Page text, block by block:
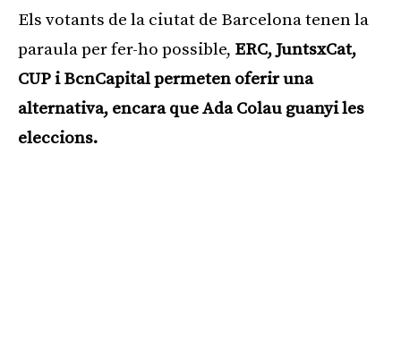
Els votants de la ciutat de Barcelona tenen la
paraula per fer-ho possible, ERC, JuntsxCat,
CUP i BcnCapital permeten oferir una
alternativa, encara que Ada Colau guanyi les
eleccions.